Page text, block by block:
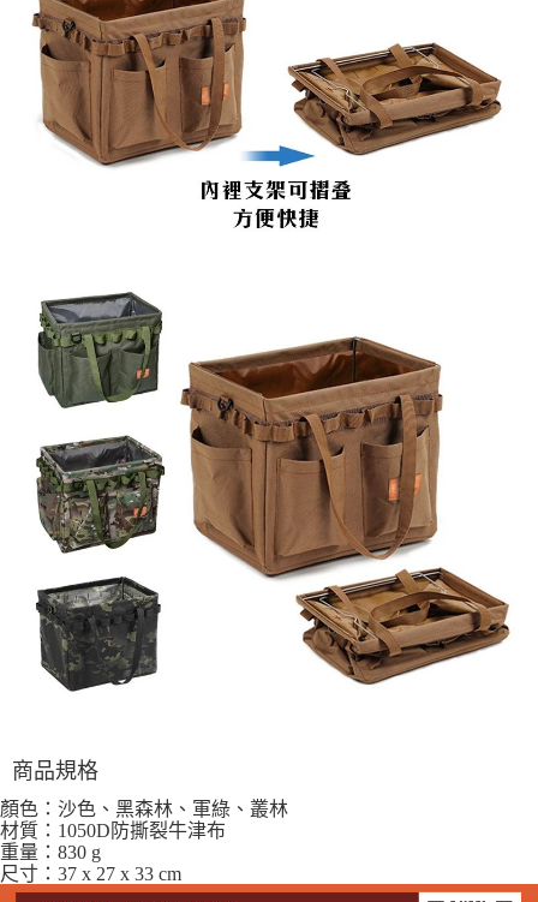
商品規格
顏色：沙色、黑森林、軍綠、叢林
材質：1050D防撕裂牛津布
重量：830 g
尺寸：37 x 27 x 33 cm